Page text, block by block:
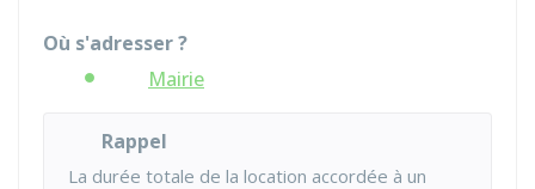
Où s'adresser ?
Mairie
Rappel
La durée totale de la location accordée à un